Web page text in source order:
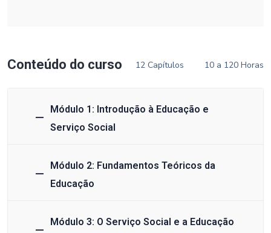
Conteúdo do curso 12 Capítulos 10 a 120 Horas
Módulo 1: Introdução à Educação e
Serviço Social
Módulo 2: Fundamentos Teóricos da
Educação
Módulo 3: O Serviço Social e a Educação